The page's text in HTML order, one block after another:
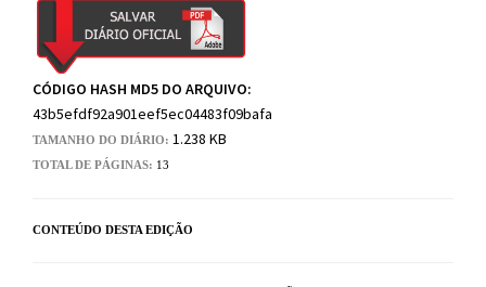
CÓDIGO HASH MD5 DO ARQUIVO:
43b5efdf92a901eef5ec04483f09bafa
TAMANHO DO DIÁRIO: 1.238 KB
TOTAL DE PÁGINAS: 13
CONTEÚDO DESTA EDIÇÃO